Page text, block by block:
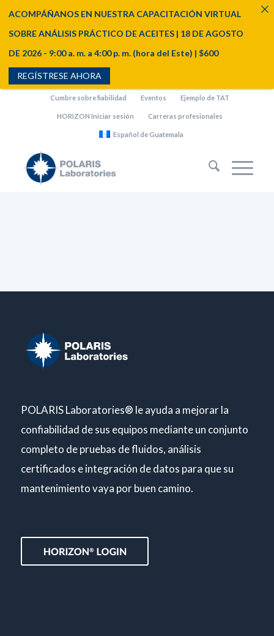
Cumbre sobre fiabilidad Eventos Ejemplo de TAT
HORIZON Iniciar sesión Carreras profesionales
Español de Guatemala
POLARIS Laboratories® le ayuda a mejorar la
confiabilidad de sus equipos mediante un conjunto
completo de pruebas de fluidos, análisis
certificados e integración de datos para que su
mantenimiento vaya por buen camino.
ACOMPÁÑANOS EN NUESTRA CAPACITACIÓN VIRTUAL
SOBRE ANÁLISIS PRÁCTICO DE ACEITES | 18 DE AGOSTO
DE 2026 - 9:00 a. m. a 4:00 p. m. (hora del Este) | $600
REGÍSTRESE AHORA